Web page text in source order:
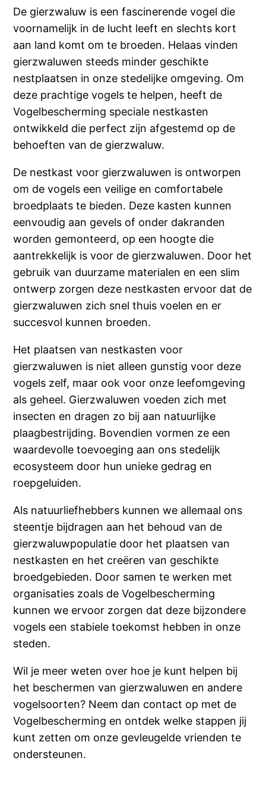
De gierzwaluw is een fascinerende vogel die
voornamelijk in de lucht leeft en slechts kort
aan land komt om te broeden. Helaas vinden
gierzwaluwen steeds minder geschikte
nestplaatsen in onze stedelijke omgeving. Om
deze prachtige vogels te helpen, heeft de
Vogelbescherming speciale nestkasten
ontwikkeld die perfect zijn afgestemd op de
behoeften van de gierzwaluw.
De nestkast voor gierzwaluwen is ontworpen
om de vogels een veilige en comfortabele
broedplaats te bieden. Deze kasten kunnen
eenvoudig aan gevels of onder dakranden
worden gemonteerd, op een hoogte die
aantrekkelijk is voor de gierzwaluwen. Door het
gebruik van duurzame materialen en een slim
ontwerp zorgen deze nestkasten ervoor dat de
gierzwaluwen zich snel thuis voelen en er
succesvol kunnen broeden.
Het plaatsen van nestkasten voor
gierzwaluwen is niet alleen gunstig voor deze
vogels zelf, maar ook voor onze leefomgeving
als geheel. Gierzwaluwen voeden zich met
insecten en dragen zo bij aan natuurlijke
plaagbestrijding. Bovendien vormen ze een
waardevolle toevoeging aan ons stedelijk
ecosysteem door hun unieke gedrag en
roepgeluiden.
Als natuurliefhebbers kunnen we allemaal ons
steentje bijdragen aan het behoud van de
gierzwaluwpopulatie door het plaatsen van
nestkasten en het creëren van geschikte
broedgebieden. Door samen te werken met
organisaties zoals de Vogelbescherming
kunnen we ervoor zorgen dat deze bijzondere
vogels een stabiele toekomst hebben in onze
steden.
Wil je meer weten over hoe je kunt helpen bij
het beschermen van gierzwaluwen en andere
vogelsoorten? Neem dan contact op met de
Vogelbescherming en ontdek welke stappen jij
kunt zetten om onze gevleugelde vrienden te
ondersteunen.